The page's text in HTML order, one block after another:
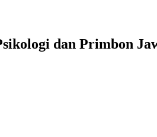
dan Primbon